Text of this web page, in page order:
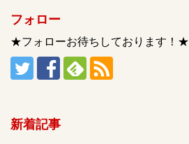
フォロー
★フォローお待ちしております！★
新着記事